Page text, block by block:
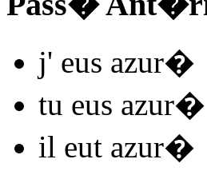
j' eus azur�
tu eus azur�
il eut azur�